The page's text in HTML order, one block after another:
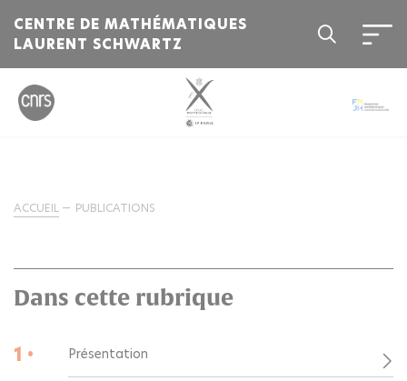
CENTRE DE MATHÉMATIQUES
LAURENT SCHWARTZ
ACCUEIL PUBLICATIONS
Dans cette rubrique
1 • Présentation